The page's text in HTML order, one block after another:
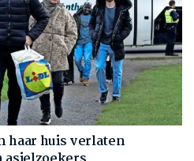
haar huis verlaten